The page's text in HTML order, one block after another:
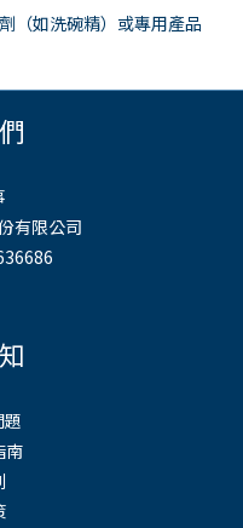
（如洗碗精）或專用產品
有限公司
題
南